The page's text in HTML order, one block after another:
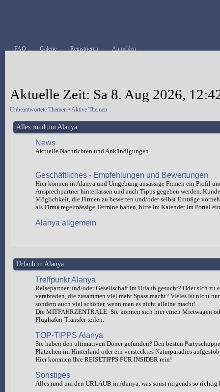
FAQ Galerie Registrieren Anmelden
Aktuelle Zeit: Sa 8. Aug 2026,
Unbeantwortete Themen •Aktive Themen
Alles rund um Alanya
News
Aktuelle Nachrichten und Ankündigungen
Geschäftliches - Empfehlungen und Bewertungen
Hier können in Alanya und Umgebung ansässige Firmen ein Profil
Ansprechpartner hinterlassen und auch Tipps gegeben werden.
Möglichkeit, die Firmen zu bewerten und/oder selbst Einträge
als Firma regelmässige Termine haben, bitte im Kalender im Portal
Alanya allgemein
Urlaub in Alanya
Treffpunkt Alanya
Reisepartner und/oder Gesellschaft im Urlaub gesucht? Oder sich zu
verabreden, die zusammen viel mehr Spass macht? Vieles ist nicht
sondern auch viel schöner, wenn man es nicht alleine macht!
Die MITFAHRZENTRALE: Sie können sich hier einen Mietwagen
Flughafen-Transfer teilen.
TOP-TIPPS Alanya
Sie haben den ultimativen Döner gefunden? Den besten
Plätzchen im Hinterland oder ein verstecktes Naturparadies
Hier kommen Ihre REISETIPPS FÜR INSIDER rein!
Sonstiges
Alles rund um den URLAUB in Alanya, was sonst nirgends so richtig